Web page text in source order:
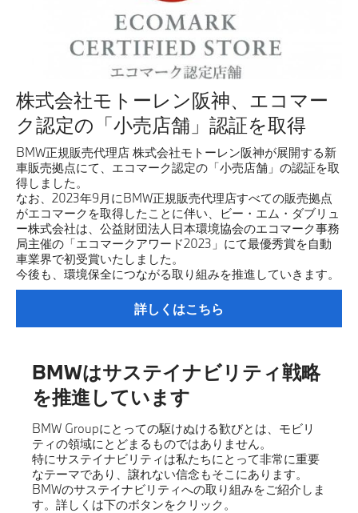
株式会社モトーレン阪神、エコマー
ク認定の「小売店舗」認証を取得
BMW正規販売代理店 株式会社モトーレン阪神が展開する新
車販売拠点にて、エコマーク認定の「小売店舗」の認証を取
得しました。
なお、2023年9月にBMW正規販売代理店すべての販売拠点
がエコマークを取得したことに伴い、ビー・エム・ダブリュ
ー株式会社は、公益財団法人日本環境協会のエコマーク事務
局主催の「エコマークアワード2023」にて最優秀賞を自動
車業界で初受賞いたしました。
今後も、環境保全につながる取り組みを推進していきます。
詳しくはこちら
BMWはサステイナビリティ戦略
を推進しています
BMW Groupにとっての駆けぬける歓びとは、モビリ
ティの領域にとどまるものではありません。
特にサステイナビリティは私たちにとって非常に重要
なテーマであり、譲れない信念もそこにあります。
BMWのサステイナビリティへの取り組みをご紹介しま
す。詳しくは下のボタンをクリック。